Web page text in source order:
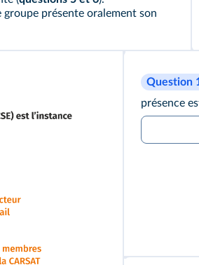
groupe présente oralement son
Question
présence